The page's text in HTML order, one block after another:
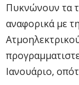
Πυκνώνουν τα
αναφορικά με
Ιανουάριο,